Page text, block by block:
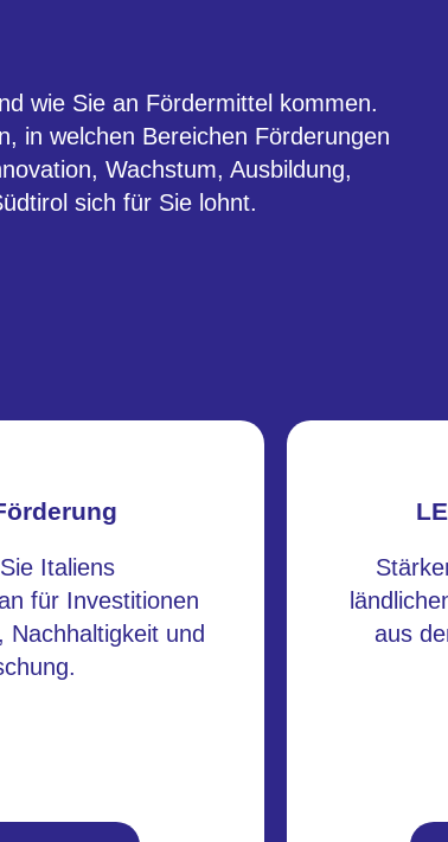
wie Sie an Fördermittel kommen.
in welchen Bereichen Förderungen
Wachstum, Ausbildung,
sich für Sie lohnt.
Italiens
für Investitionen
Nachhaltigkeit und
aus